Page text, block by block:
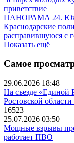
приветствие
ПАНОРАМА 24.
Краснодарские
расправившуюся с
Показать ещё
Самое
29.06.2026 18:48
На съезде «Единой
Ростовской
16523
25.07.2026 03:50
Мощные взрывы
работает ПВО